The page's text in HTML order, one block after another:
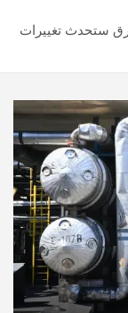
ستحدث تغييرات